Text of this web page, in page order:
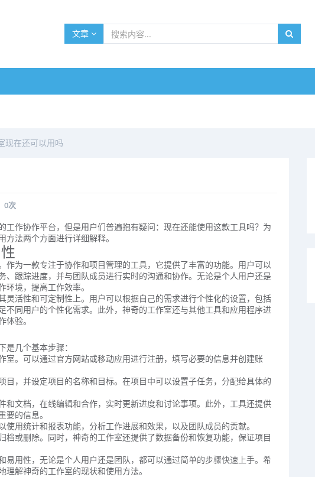
文章
现在还可以用吗
0次
工作协作平台，但是用户们普遍抱有疑问：现在还能使用这款工具吗？为
法两个方面进行详细解释。
作为一款专注于协作和项目管理的工具，它提供了丰富的功能。用户可以
、跟踪进度，并与团队成员进行实时的沟通和协作。无论是个人用户还是
境，提高工作效率。
灵活性和可定制性上。用户可以根据自己的需求进行个性化的设置，包括
不同用户的个性化需求。此外，神奇的工作室还与其他工具和应用程序进
验。
几个基本步骤：
室。可以通过官方网站或移动应用进行注册，填写必要的信息并创建账
目，并设定项目的名称和目标。在项目中可以设置子任务，分配给具体的
和文档，在线编辑和合作，实时更新进度和讨论事项。此外，工具还提供
的信息。
用统计和报表功能，分析工作进展和效果，以及团队成员的贡献。
档或删除。同时，神奇的工作室还提供了数据备份和恢复功能，保证项目
易用性，无论是个人用户还是团队，都可以通过简单的步骤快速上手。希
解神奇的工作室的现状和使用方法。